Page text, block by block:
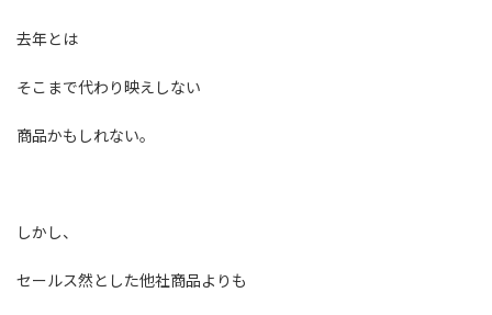
去年とは
そこまで代わり映えしない
商品かもしれない。
しかし、
セールス然とした他社商品よりも